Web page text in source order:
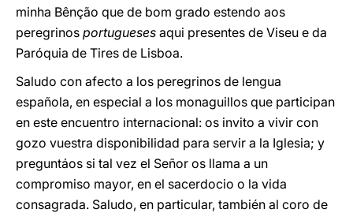
minha Bênção que de bom grado estendo aos
peregrinos portugueses aqui presentes de Viseu e da
Paróquia de Tires de Lisboa.
Saludo con afecto a los peregrinos de lengua
española, en especial a los monaguillos que participan
en este encuentro internacional: os invito a vivir con
gozo vuestra disponibilidad para servir a la Iglesia; y
preguntáos si tal vez el Señor os llama a un
compromiso mayor, en el sacerdocio o la vida
consagrada. Saludo, en particular, también al coro de